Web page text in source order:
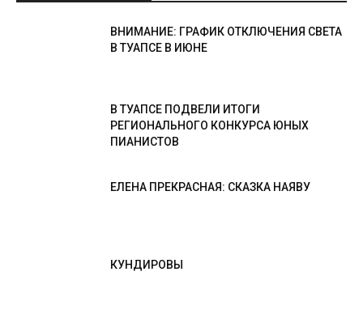
ВНИМАНИЕ: ГРАФИК ОТКЛЮЧЕНИЯ СВЕТА
В ТУАПСЕ В ИЮНЕ
В ТУАПСЕ ПОДВЕЛИ ИТОГИ
РЕГИОНАЛЬНОГО КОНКУРСА ЮНЫХ
ПИАНИСТОВ
ЕЛЕНА ПРЕКРАСНАЯ: СКАЗКА НАЯВУ
КУНДИРОВЫ